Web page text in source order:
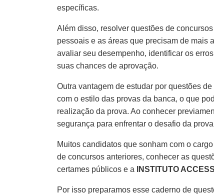
específicas.
Além disso, resolver questões de
pessoais e as áreas que precisam de mais
avaliar seu desempenho, identificar os
suas chances de aprovação.
Outra vantagem de estudar por questões
com o estilo das provas da banca, o que
realização da prova. Ao conhecer
segurança para enfrentar o desafio da
Muitos candidatos que sonham com o
de concursos anteriores, conhecer as
certames públicos e a
INSTITUTO ACCESS
Por isso preparamos esse caderno de